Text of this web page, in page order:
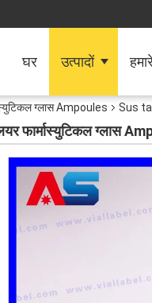
घर उत्पादों
ग्लास Ampoules Sus
फार्मास्युटिकल ग्लास